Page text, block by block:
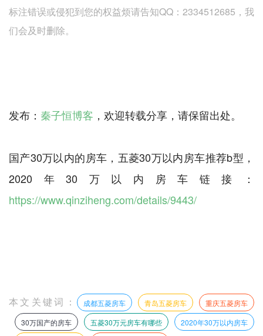
标注错误或侵犯到您的权益烦请告知QQ：2334512685，我
们会及时删除。
发布： 秦子恒博客 ，欢迎转载分享，请保留出处。
国产30万以内的房车，五菱30万以内房车推荐b型，
2020年30万以内房车链接：
https://www.qinziheng.com/details/9443/
本文关键词： 成都五菱房车 青岛五菱房车
重庆五菱房车
30万国产的房车
五菱30万元房车有哪些
2020年30万以内房车